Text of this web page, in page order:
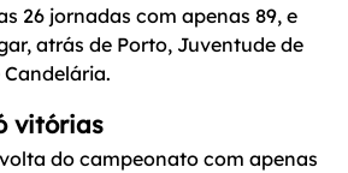
26 jornadas com apenas 89, e
atrás de Porto, Juventude de
vitórias
do campeonato com apenas